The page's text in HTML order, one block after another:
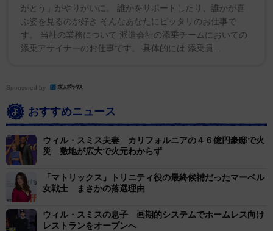
がとう」がやりがいに。 誰かをサポートしたり、誰かが喜
ぶ姿を見るのが好き そんなあなたにピッタリのお仕事で
す。 当社の業務について 派遣会社の添乗チームにおいての
添乗アサイナーのお仕事です。 具体的には 添乗員...
Sponsored by
おすすめニュース
ウィル・スミス夫妻 カリフォルニアの４６億円豪邸で火
災 敷地が広大で火元わからず
「マトリックス」トリニティ役の最終候補だったマーベル
女戦士 まさかの落選理由
ウィル・スミスの息子 画期的システムでホームレス向け
レストランをオープンへ